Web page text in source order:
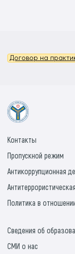
Договор на
Контакты
Пропускной режим
Антикоррупционная
Политика в
Сведения об
СМИ о нас